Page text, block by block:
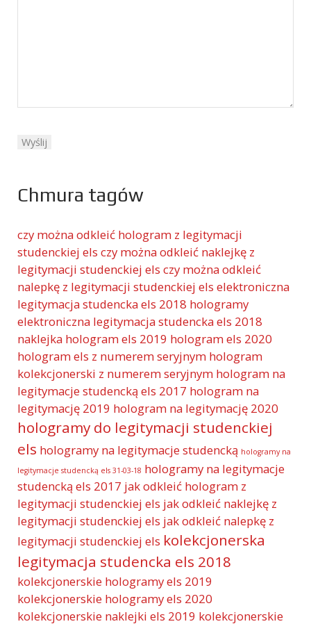
Chmura tagów
czy można odkleić hologram z legitymacji
studenckiej els czy można odkleić naklejkę z
legitymacji studenckiej els czy można odkleić
nalepkę z legitymacji studenckiej els elektroniczna
legitymacja studencka els 2018 hologramy
elektroniczna legitymacja studencka els 2018
naklejka hologram els 2019 hologram els 2020
hologram els z numerem seryjnym hologram
kolekcjonerski z numerem seryjnym hologram na
legitymacje studencką els 2017 hologram na
legitymację 2019 hologram na legitymację 2020
hologramy do legitymacji studenckiej
els hologramy na legitymacje studencką hologramy na
legitymacje studencką els 31-03-18 hologramy na legitymacje
studencką els 2017 jak odkleić hologram z
legitymacji studenckiej els jak odkleić naklejkę z
legitymacji studenckiej els jak odkleić nalepkę z
legitymacji studenckiej els kolekcjonerska
legitymacja studencka els 2018
kolekcjonerskie hologramy els 2019
kolekcjonerskie hologramy els 2020
kolekcjonerskie naklejki els 2019 kolekcjonerskie